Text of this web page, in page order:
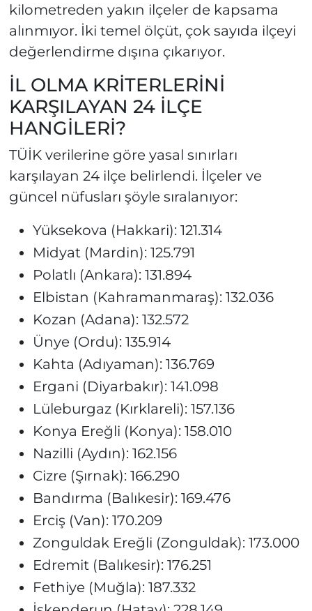
kilometreden yakın ilçeler de kapsama
alınmıyor. İki temel ölçüt, çok sayıda ilçeyi
değerlendirme dışına çıkarıyor.
İL OLMA KRİTERLERİNİ
KARŞILAYAN 24 İLÇE
HANGİLERİ?
TÜİK verilerine göre yasal sınırları
karşılayan 24 ilçe belirlendi. İlçeler ve
güncel nüfusları şöyle sıralanıyor:
Yüksekova (Hakkari): 121.314
Midyat (Mardin): 125.791
Polatlı (Ankara): 131.894
Elbistan (Kahramanmaraş): 132.036
Kozan (Adana): 132.572
Ünye (Ordu): 135.914
Kahta (Adıyaman): 136.769
Ergani (Diyarbakır): 141.098
Lüleburgaz (Kırklareli): 157.136
Konya Ereğli (Konya): 158.010
Nazilli (Aydın): 162.156
Cizre (Şırnak): 166.290
Bandırma (Balıkesir): 169.476
Erciş (Van): 170.209
Zonguldak Ereğli (Zonguldak): 173.000
Edremit (Balıkesir): 176.251
Fethiye (Muğla): 187.332